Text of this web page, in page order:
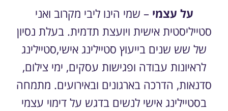
על עצמי– שמי הינו ליבי מקרוב ואני
סטייליסטית אישית ויועצת תדמית. בעלת נסיון
של שש שנים בייעוץ סטיילינג אישי,סטיילינג
לראיונות עבודה ופגישות עסקים, ימי צילום,
סדנאות, הדרכה בארגונים ובאירועים. מתמחה
בסטיילינג אישי לנשים בדגש על דימוי עצמי